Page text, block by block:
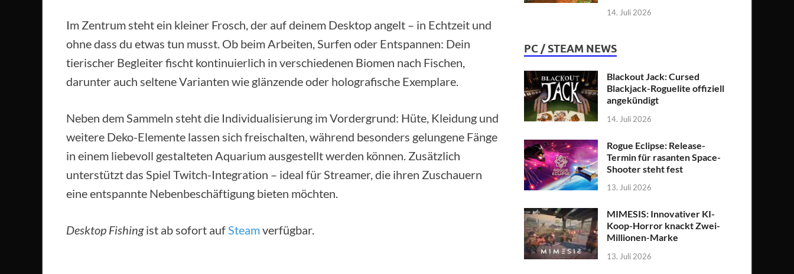
Im Zentrum steht ein kleiner Frosch, der auf deinem Desktop angelt – in Echtzeit und
ohne dass du etwas tun musst. Ob beim Arbeiten, Surfen oder Entspannen: Dein
tierischer Begleiter fischt kontinuierlich in verschiedenen Biomen nach Fischen,
darunter auch seltene Varianten wie glänzende oder holografische Exemplare.
Neben dem Sammeln steht die Individualisierung im Vordergrund: Hüte, Kleidung und
weitere Deko-Elemente lassen sich freischalten, während besonders gelungene Fänge
in einem liebevoll gestalteten Aquarium ausgestellt werden können. Zusätzlich
unterstützt das Spiel Twitch-Integration – ideal für Streamer, die ihren Zuschauern
eine entspannte Nebenbeschäftigung bieten möchten.
Desktop Fishingist ab sofort aufSteamverfügbar.
14. Juli 2026
PC / STEAM NEWS
Blackout Jack: Cursed
Blackjack-Roguelite offiziell
angekündigt
14. Juli 2026
Rogue Eclipse: Release-
Termin für rasanten Space-
Shooter steht fest
13. Juli 2026
MIMESIS: Innovativer KI-
Koop-Horror knackt Zwei-
Millionen-Marke
13. Juli 2026